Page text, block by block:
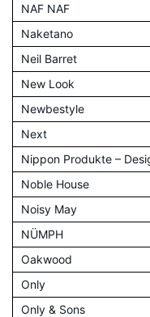
NAF NAF
Naketano
Neil Barret
New Look
Newbestyle
Next
Nippon Produkte –
Noble House
Noisy May
NÜMPH
Oakwood
Only
Only & Sons